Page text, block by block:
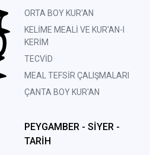
ORTA BOY KUR'AN
KELİME MEALİ VE KUR'AN-I
KERİM
TECVİD
MEAL TEFSİR ÇALIŞMALARI
ÇANTA BOY KUR'AN
PEYGAMBER - SİYER -
TARİH